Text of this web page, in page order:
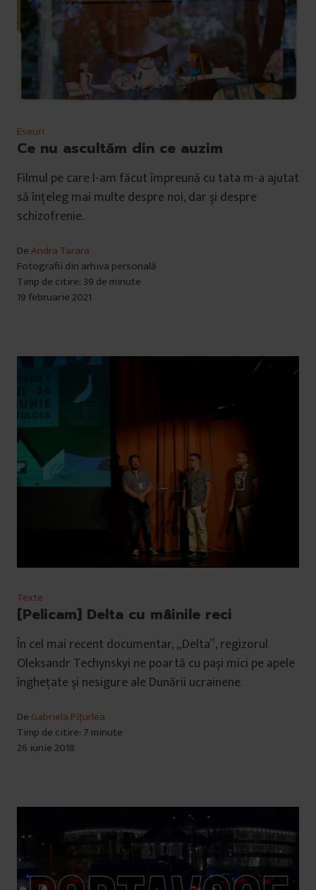
Eseuri
Ce nu ascultăm din ce auzim
Filmul pe care l-am făcut împreună cu tata m-a ajutat
să înțeleg mai multe despre noi, dar și despre
schizofrenie.
DeAndra Tarara
Fotografii din arhiva personală
Timp de citire: 39 de minute
19 februarie 2021
Texte
[Pelicam] Delta cu mâinile reci
În cel mai recent documentar, „Delta”, regizorul
Oleksandr Techynskyi ne poartă cu pași mici pe apele
înghețate și nesigure ale Dunării ucrainene.
De Gabriela Pițurlea
Timp de citire: 7 minute
26 iunie 2018